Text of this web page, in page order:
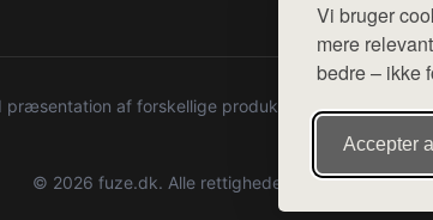
Vi bruger
mere
bedre – ikke
Accepter
af forskellige produkter fra diverse
© 2026 fuze.dk. Alle rettigheder forbeholdes.